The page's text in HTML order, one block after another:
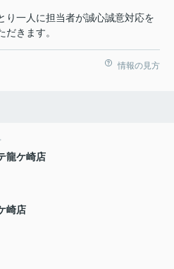
り一人に担当者が誠心誠意対応を
だきます。
情報の見方
龍ケ崎店
崎店